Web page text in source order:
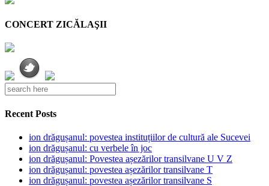
CONCERT ZICĂLAŞII
Recent Posts
ion drăgușanul: povestea instituțiilor de cultură ale Sucevei
ion drăgușanul: cu verbele în joc
ion drăgușanul: Povestea așezărilor transilvane U V Z
ion drăgușanul: povestea așezărilor transilvane T
ion drăgușanul: povestea așezărilor transilvane S